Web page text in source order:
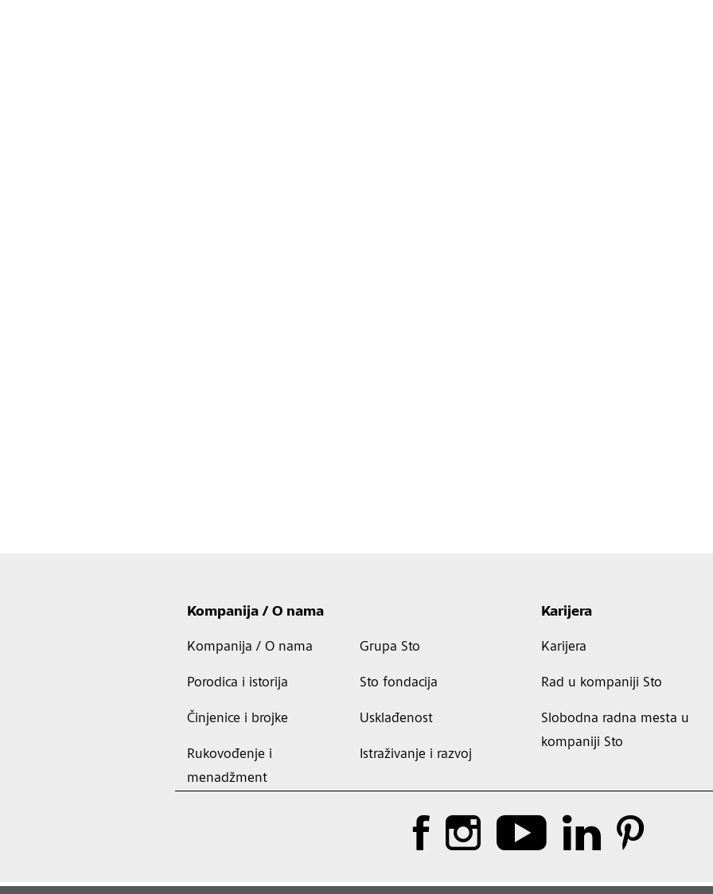
Kompanija / O nama
Kompanija / O nama
Porodica i istorija
Činjenice i brojke
Rukovođenje i
menadžment
Grupa Sto
Sto fondacija
Usklađenost
Istraživanje i razvoj
Karijera
Karijera
Rad u kompaniji Sto
Slobodna radna mesta u
kompaniji Sto